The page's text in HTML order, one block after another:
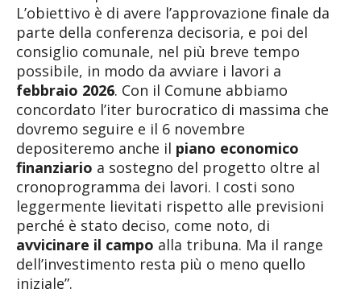
L’obiettivo è di avere l’approvazione finale da
parte della conferenza decisoria, e poi del
consiglio comunale, nel più breve tempo
possibile, in modo da avviare i lavori a
febbraio 2026. Con il Comune abbiamo
concordato l’iter burocratico di massima che
dovremo seguire e il 6 novembre
depositeremo anche il piano economico
finanziario a sostegno del progetto oltre al
cronoprogramma dei lavori. I costi sono
leggermente lievitati rispetto alle previsioni
perché è stato deciso, come noto, di
avvicinare il campo alla tribuna. Ma il range
dell’investimento resta più o meno quello
iniziale”.